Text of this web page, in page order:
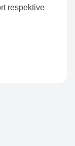
respektive